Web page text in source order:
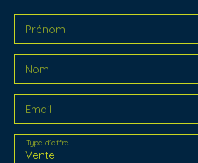
Prénom
Nom
Email
Vente
Type d'offre